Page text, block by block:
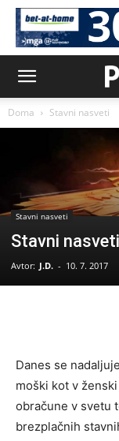
Doma Stavni nasveti
Stavni nasveti
Stavni
Avtor: J.D. - 10. 7. 2017
Danes se
moški kot v
obračune v svetu
brezplačnih